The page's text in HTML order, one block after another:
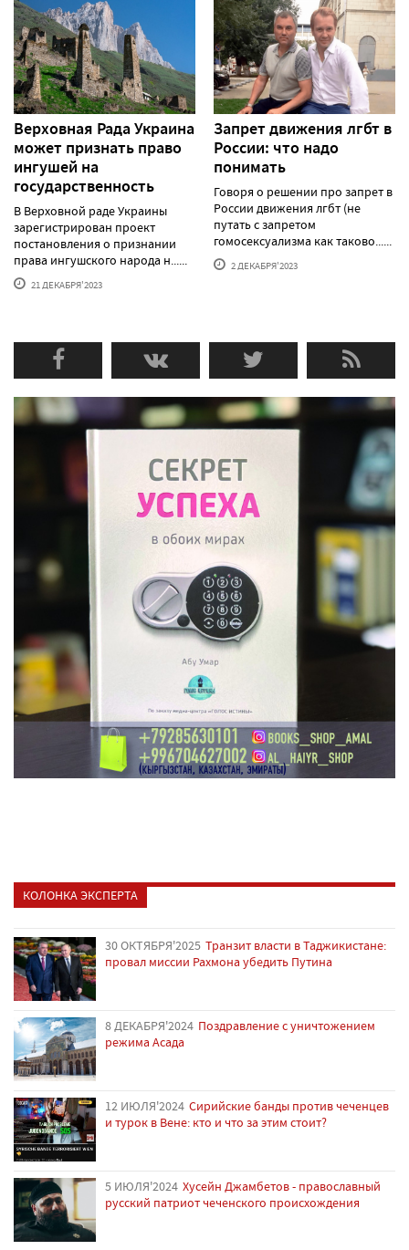
Верховная Рада Украина
может признать право
ингушей на
государственность
В Верховной раде Украины
зарегистрирован проект
постановления о признании
права ингушского народа н......
21 ДЕКАБРЯ'2023
Запрет движения лгбт в
России: что надо
понимать
Говоря о решении про запрет в
России движения лгбт (не
путать с запретом
гомосексуализма как таково......
2 ДЕКАБРЯ'2023
КОЛОНКА ЭКСПЕРТА
30 ОКТЯБРЯ'2025 Транзит власти в Таджикистане:
провал миссии Рахмона убедить Путина
8 ДЕКАБРЯ'2024 Поздравление с уничтожением
режима Асада
12 ИЮЛЯ'2024 Сирийские банды против чеченцев
и турок в Вене: кто и что за этим стоит?
5 ИЮЛЯ'2024 Хусейн Джамбетов - православный
русский патриот чеченского происхождения